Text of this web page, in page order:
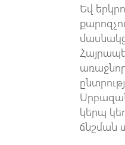
Եվ
կերպ
ճնշման